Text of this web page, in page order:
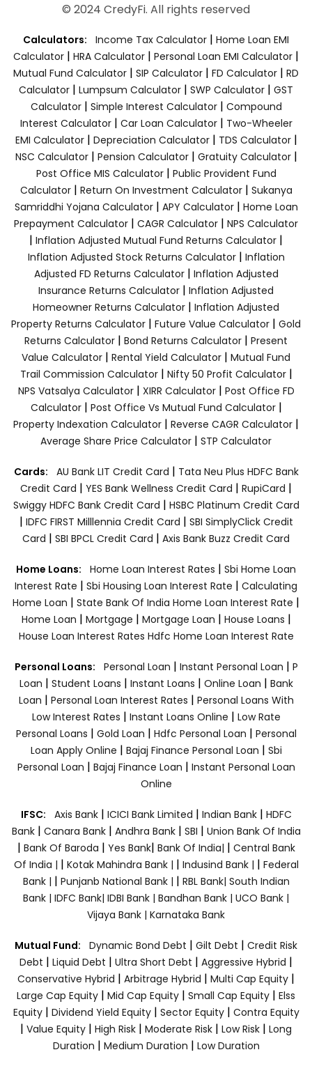
© 2024 CredyFi. All rights reserved
Calculators: Income Tax Calculator | Home Loan EMI
Calculator | HRA Calculator | Personal Loan EMI Calculator |
Mutual Fund Calculator | SIP Calculator | FD Calculator | RD
Calculator | Lumpsum Calculator | SWP Calculator | GST
Calculator| Simple Interest Calculator| Compound
Interest Calculator| Car Loan Calculator| Two-Wheeler
EMI Calculator| Depreciation Calculator| TDS Calculator|
NSC Calculator| Pension Calculator| Gratuity Calculator|
Post Office MIS Calculator| Public Provident Fund
Calculator| Return On Investment Calculator| Sukanya
Samriddhi Yojana Calculator| APY Calculator| Home Loan
Prepayment Calculator | CAGR Calculator | NPS Calculator
| Inflation Adjusted Mutual Fund Returns Calculator |
Inflation Adjusted Stock Returns Calculator| Inflation
Adjusted FD Returns Calculator| Inflation Adjusted
Insurance Returns Calculator | Inflation Adjusted
Homeowner Returns Calculator | Inflation Adjusted
Property Returns Calculator | Future Value Calculator | Gold
Returns Calculator | Bond Returns Calculator | Present
Value Calculator | Rental Yield Calculator | Mutual Fund
Trail Commission Calculator| Nifty 50 Profit Calculator|
NPS Vatsalya Calculator| XIRR Calculator| Post Office FD
Calculator| Post Office Vs Mutual Fund Calculator|
Property Indexation Calculator | Reverse CAGR Calculator |
Average Share Price Calculator | STP Calculator
Cards: AU Bank LIT Credit Card | Tata Neu Plus HDFC Bank
Credit Card | YES Bank Wellness Credit Card | RupiCard |
Swiggy HDFC Bank Credit Card | HSBC Platinum Credit Card
| IDFC FIRST Milllennia Credit Card | SBI SimplyClick Credit
Card | SBI BPCL Credit Card | Axis Bank Buzz Credit Card
Home Loans: Home Loan Interest Rates | Sbi Home Loan
Interest Rate | Sbi Housing Loan Interest Rate | Calculating
Home Loan | State Bank Of India Home Loan Interest Rate |
Home Loan | Mortgage | Mortgage Loan | House Loans |
House Loan Interest Rates Hdfc Home Loan Interest Rate
Personal Loans: Personal Loan | Instant Personal Loan | P
Loan | Student Loans | Instant Loans | Online Loan | Bank
Loan | Personal Loan Interest Rates | Personal Loans With
Low Interest Rates | Instant Loans Online | Low Rate
Personal Loans | Gold Loan | Hdfc Personal Loan | Personal
Loan Apply Online | Bajaj Finance Personal Loan | Sbi
Personal Loan | Bajaj Finance Loan | Instant Personal Loan
Online
IFSC: Axis Bank | ICICI Bank Limited | Indian Bank | HDFC
Bank| Canara Bank | Andhra Bank| SBI | Union Bank Of India
| Bank Of Baroda | Yes Bank| Bank Of India| | Central Bank
Of India | | Kotak Mahindra Bank | | Indusind Bank | | Federal
Bank | | Punjanb National Bank | | RBL Bank| South Indian
Bank | IDFC Bank| IDBI Bank | Bandhan Bank | UCO Bank |
Vijaya Bank | Karnataka Bank
Mutual Fund: Dynamic Bond Debt | Gilt Debt | Credit Risk
Debt | Liquid Debt | Ultra Short Debt | Aggressive Hybrid |
Conservative Hybrid | Arbitrage Hybrid | Multi Cap Equity |
Large Cap Equity | Mid Cap Equity | Small Cap Equity | Elss
Equity| Dividend Yield Equity| Sector Equity | Contra Equity
| Value Equity | High Risk | Moderate Risk | Low Risk | Long
Duration | Medium Duration | Low Duration